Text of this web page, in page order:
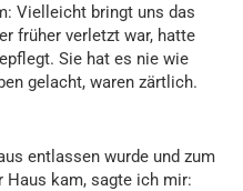
Vielleicht bringt uns das
früher verletzt war, hatte
Sie hat es nie wie
gelacht, waren zärtlich.
entlassen wurde und zum
kam, sagte ich mir: